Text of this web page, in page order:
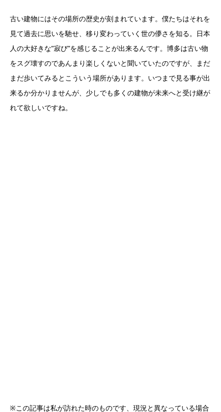
古い建物にはその場所の歴史が刻まれています。僕たちはそれを
見て過去に思いを馳せ、移り変わっていく世の儚さを知る。日本
人の大好きな”寂び”を感じることが出来るんです。博多は古い物
をスグ壊すのであんまり楽しくないと聞いていたのですが、まだ
まだ歩いてみるとこういう場所があります。いつまで見る事が出
来るか分かりませんが、少しでも多くの建物が未来へと受け継が
れて欲しいですね。
※この記事は私が訪れた時のものです、現況と異なっている場合